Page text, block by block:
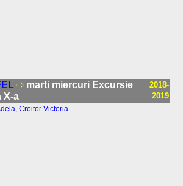
⇨ marti miercuri Excursie
X-a
2018-
2019
Croitor Victoria